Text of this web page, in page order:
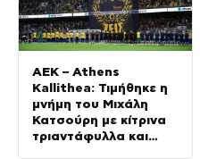
ΑΕΚ – Athens
Kallithea: Τιμήθηκε η
μνήμη του Μιχάλη
Κατσούρη με κίτρινα
τριαντάφυλλα και